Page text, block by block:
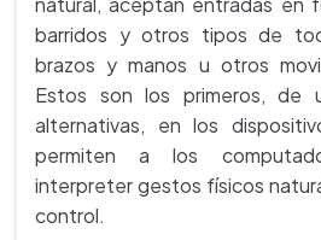
barridos y otros tipos de
brazos y manos u otros
Estos son los primeros, de
alternativas, en los
permiten a los
interpreter gestos físicos
control.